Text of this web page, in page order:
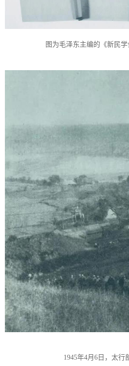
图为毛泽东主编的《新民
1945年4月6日，太